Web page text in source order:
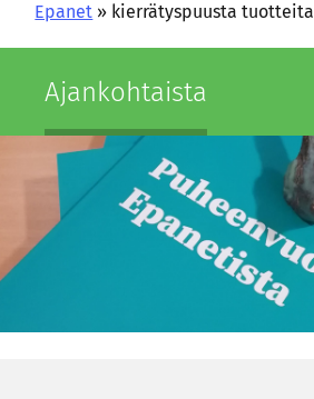
Epanet » kierrätyspuusta tuotteita
Ajan­koh­tais­ta